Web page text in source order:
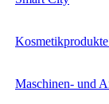
Maschinen- und